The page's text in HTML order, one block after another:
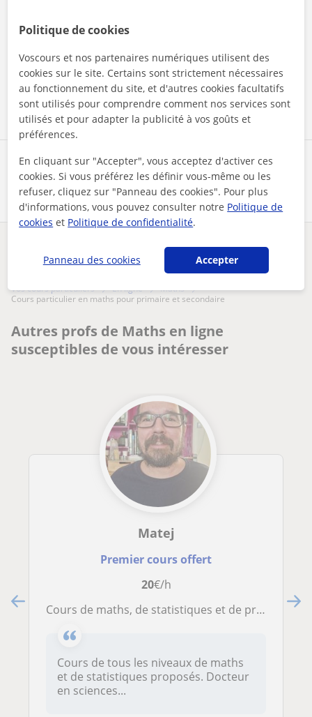
Partagez ce professeur
En cliquant sur l'un des deux boutons, vous acceptez nos
confidentialité
Contacter maintenant
Des problèmes avec ce profil ?Signalez-le
Vos cours particuliers En ligne
Maths
cours particulier en maths pour primaire et secondaire
Autres profs de Maths en ligne
susceptibles de vous intéresser
Matej
Premier cours offert
20€/h
Cours de maths, de statistiques et de probabilités
Cours de tous les niveaux de maths
et de statistiques proposés. Docteur
en sciences...
Politique de cookies
Voscours et nos partenaires numériques utilisent des
cookies sur le site. Certains sont strictement nécessaires
au fonctionnement du site, et d'autres cookies facultatifs
sont utilisés pour comprendre comment nos services sont
utilisés et pour adapter la publicité à vos goûts et
préférences.
En cliquant sur "Accepter", vous acceptez d'activer ces
cookies. Si vous préférez les définir vous-même ou les
refuser, cliquez sur "Panneau des cookies". Pour plus
d'informations, vous pouvez consulter notre Politique de
cookies et Politique de confidentialité.
Panneau des cookies Accepter